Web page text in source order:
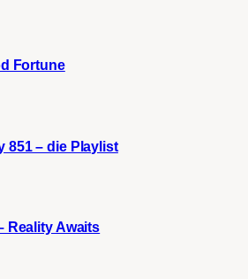
Fortune
851 – die Playlist
Reality Awaits